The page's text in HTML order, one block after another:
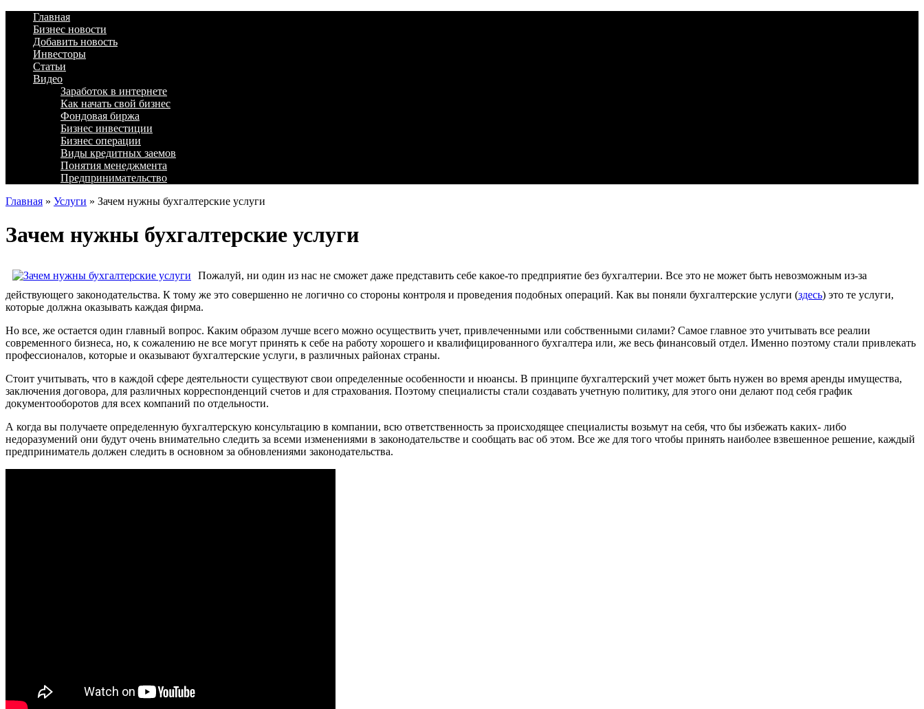
Главная
Бизнес новости
Добавить новость
Инвесторы
Статьи
Видео
Заработок в интернете
Как начать свой бизнес
Фондовая биржа
Бизнес инвестиции
Бизнес операции
Виды кредитных заемов
Понятия менеджмента
Предпринимательство
Главная » Услуги » Зачем нужны бухгалтерские услуги
Зачем нужны бухгалтерские услуги
Пожалуй, ни один из нас не сможет даже представить себе какое-то предприятие без бухгалтерии. Все это не может быть невозможным из-за
действующего законодательства. К тому же это совершенно не логично со стороны контроля и проведения подобных операций. Как вы поняли бухгалтерские услуги (здесь) это те услуги,
которые должна оказывать каждая фирма.
Но все, же остается один главный вопрос. Каким образом лучше всего можно осуществить учет, привлеченными или собственными силами? Самое главное это учитывать все реалии
современного бизнеса, но, к сожалению не все могут принять к себе на работу хорошего и квалифицированного бухгалтера или, же весь финансовый отдел. Именно поэтому стали привлекать
профессионалов, которые и оказывают бухгалтерские услуги, в различных районах страны.
Стоит учитывать, что в каждой сфере деятельности существуют свои определенные особенности и нюансы. В принципе бухгалтерский учет может быть нужен во время аренды имущества,
заключения договора, для различных корреспонденций счетов и для страхования. Поэтому специалисты стали создавать учетную политику, для этого они делают под себя график
документооборотов для всех компаний по отдельности.
А когда вы получаете определенную бухгалтерскую консультацию в компании, всю ответственность за происходящее специалисты возьмут на себя, что бы избежать каких- либо
недоразумений они будут очень внимательно следить за всеми изменениями в законодательстве и сообщать вас об этом. Все же для того чтобы принять наиболее взвешенное решение, каждый
предприниматель должен следить в основном за обновлениями законодательства.